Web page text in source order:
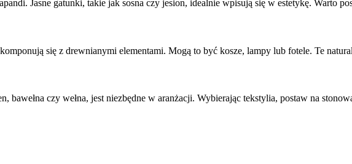
Jasne gatunki, takie jak sosna czy jesion, idealnie wpisują się w estetykę. Warto
się z drewnianymi elementami. Mogą to być kosze, lampy lub fotele. Te
bawełna czy wełna, jest niezbędne w aranżacji. Wybierając tekstylia, postaw na